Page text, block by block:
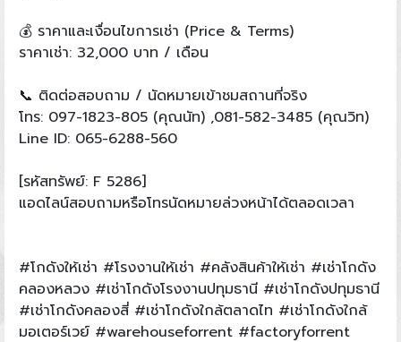
💰 ราคาและเงื่อนไขการเช่า (Price & Terms)
ราคาเช่า: 32,000 บาท / เดือน
📞 ติดต่อสอบถาม / นัดหมายเข้าชมสถานที่จริง
โทร: 097-1823-805 (คุณนัท) ,081-582-3485 (คุณวิท)
Line ID: 065-6288-560
[รหัสทรัพย์: F 5286]
แอดไลน์สอบถามหรือโทรนัดหมายล่วงหน้าได้ตลอดเวลา
#โกดังให้เช่า #โรงงานให้เช่า #คลังสินค้าให้เช่า #เช่าโกดัง
คลองหลวง #เช่าโกดังโรงงานปทุมธานี #เช่าโกดังปทุมธานี
#เช่าโกดังคลองสี่ #เช่าโกดังใกล้ตลาดไท #เช่าโกดังใกล้
มอเตอร์เวย์ #warehouseforrent #factoryforrent